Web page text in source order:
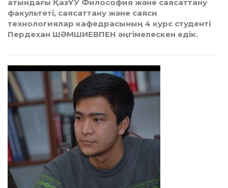
атындағы ҚазҰУ Философия және саясаттану
факультеті, саясаттану және саяси
технологиялар кафедрасының 4 курс студенті
Пердехан ШӘМШИЕВПЕН әңгімелескен едік.